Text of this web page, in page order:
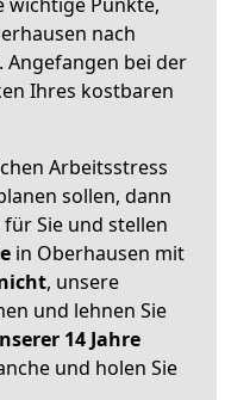
nach
Angefangen bei der
Ihres kostbaren
Arbeitsstress
sollen, dann
Sie und stellen
in Oberhausen mit
, unsere
und lehnen Sie
14 Jahre
und holen Sie